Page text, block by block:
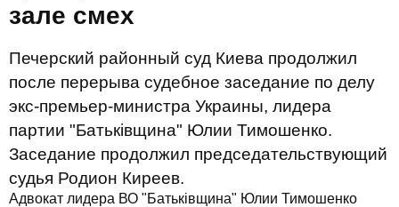
зале смех
Печерский районный суд Киева продолжил
после перерыва судебное заседание по делу
экс-премьер-министра Украины, лидера
партии "Батьківщина" Юлии Тимошенко.
Заседание продолжил председательствующий
судья Родион Киреев.
Адвокат лидера ВО "Батьківщина" Юлии Тимошенко